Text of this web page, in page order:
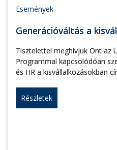
Események
Generációváltás a
Tisztelettel meghívjuk Önt az
Programmal kapcsolódóan
és HR a kisvállalkozásokban
Részletek